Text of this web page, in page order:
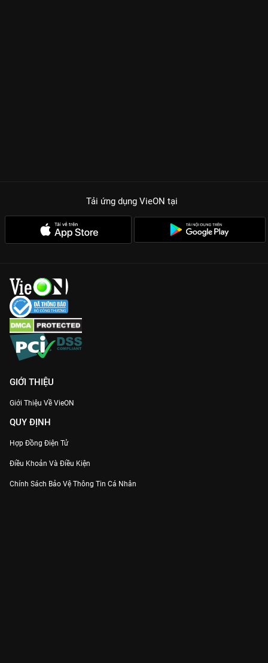
Tải ứng dụng VieON tại
GIỚI THIỆU
Giới Thiệu Về VieON
QUY ĐỊNH
Hợp Đồng Điện Tử
Điều Khoản Và Điều Kiện
Chính Sách Bảo Vệ Thông Tin Cá Nhân